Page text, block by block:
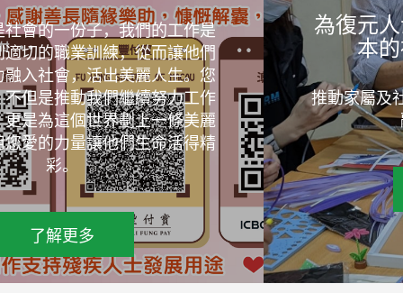
為復元人士提供一站式及復元為
本的社區精神健康服務
推動家屬及社區居民關注精神健康，宣揚共
融及正向關懷社區
了解更多